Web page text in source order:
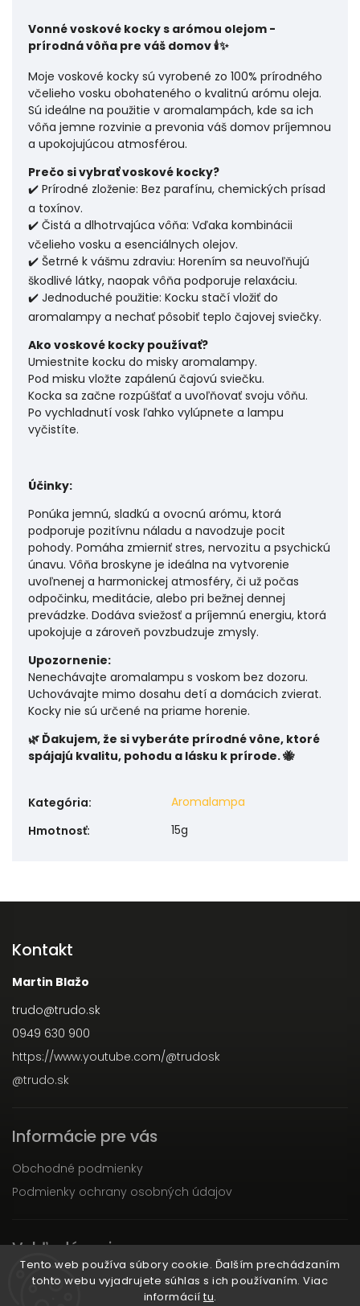
Tento web používa súbory cookie. Ďalším prechádzaním
tohto webu vyjadrujete súhlas s ich používaním. Viac
informácií tu.
Vonné voskové kocky s arómou olejom -
prírodná vôňa pre váš domov 🕯️✨
Moje voskové kocky sú vyrobené zo 100% prírodného
včelieho vosku obohateného o kvalitnú arómu oleja.
Sú ideálne na použitie v aromalampách, kde sa ich
vôňa jemne rozvinie a prevonia váš domov príjemnou
a upokojujúcou atmosférou.
Prečo si vybrať voskové kocky?
✔️ Prírodné zloženie: Bez parafínu, chemických prísad
a toxínov.
✔️ Čistá a dlhotrvajúca vôňa: Vďaka kombinácii
včelieho vosku a esenciálnych olejov.
✔️ Šetrné k vášmu zdraviu: Horením sa neuvoľňujú
škodlivé látky, naopak vôňa podporuje relaxáciu.
✔️ Jednoduché použitie: Kocku stačí vložiť do
aromalampy a nechať pôsobiť teplo čajovej sviečky.
Ako voskové kocky používať?
Umiestnite kocku do misky aromalampy.
Pod misku vložte zapálenú čajovú sviečku.
Kocka sa začne rozpúšťať a uvoľňovať svoju vôňu.
Po vychladnutí vosk ľahko vylúpnete a lampu
vyčistíte.
Účinky:
Ponúka jemnú, sladkú a ovocnú arómu, ktorá
podporuje pozitívnu náladu a navodzuje pocit
pohody. Pomáha zmierniť stres, nervozitu a psychickú
únavu. Vôňa broskyne je ideálna na vytvorenie
uvoľnenej a harmonickej atmosféry, či už počas
odpočinku, meditácie, alebo pri bežnej dennej
prevádzke. Dodáva sviežosť a príjemnú energiu, ktorá
upokojuje a zároveň povzbudzuje zmysly.
Upozornenie:
Nenechávajte aromalampu s voskom bez dozoru.
Uchovávajte mimo dosahu detí a domácich zvierat.
Kocky nie sú určené na priame horenie.
🌿 Ďakujem, že si vyberáte prírodné vône, ktoré
spájajú kvalitu, pohodu a lásku k prírode. 🐝
Kategória:
Aromalampa
Hmotnosť: 15g
Kontakt
Martin Blažo
trudo@trudo.sk
0949 630 900
https://www.youtube.com/@trudosk
@trudo.sk
Informácie pre vás
Obchodné podmienky
Podmienky ochrany osobných údajov
Vyhľadávanie